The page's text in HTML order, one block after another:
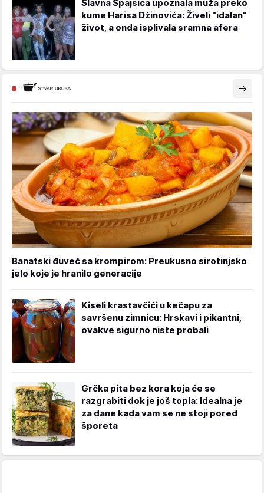
Slavna Spajsica upoznala muža preko
kume Harisa Džinovića: Živeli "idalan"
život, a onda isplivala sramna afera
Banatski đuveč sa krompirom: Preukusno sirotinjsko
jelo koje je hranilo generacije
Kiseli krastavčići u kečapu za
savršenu zimnicu: Hrskavi i pikantni,
ovakve sigurno niste probali
Grčka pita bez kora koja će se
razgrabiti dok je još topla: Idealna je
za dane kada vam se ne stoji pored
šporeta